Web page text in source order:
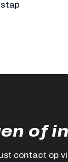
of
contact op